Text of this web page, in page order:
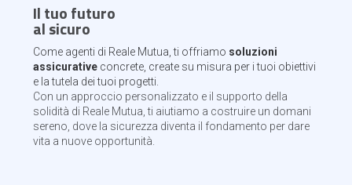
Il tuo futuro
al sicuro
Come agenti di Reale Mutua, ti offriamo soluzioni
assicurativeconcrete, create su misura per i tuoi obiettivi
e la tutela dei tuoi progetti.
Con un approccio personalizzato e il supporto della
solidità di Reale Mutua, ti aiutiamo a costruire un domani
sereno, dove la sicurezza diventa il fondamento per dare
vita a nuove opportunità.